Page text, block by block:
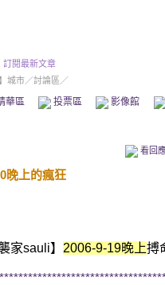
訂閱最新文章
城市／討論區／
華區 投票區 影像館
看回
晚上的瘋狂
家sauli】 2006-9-19晚上搏